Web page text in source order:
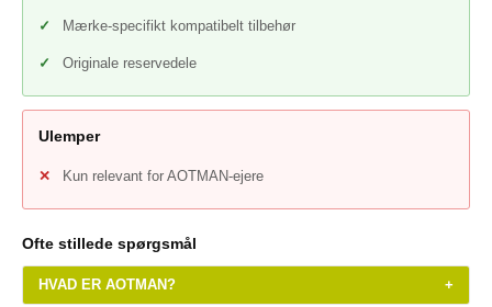
Mærke-specifikt kompatibelt tilbehør
Originale reservedele
Ulemper
Kun relevant for AOTMAN-ejere
Ofte stillede spørgsmål
HVAD ER AOTMAN? +